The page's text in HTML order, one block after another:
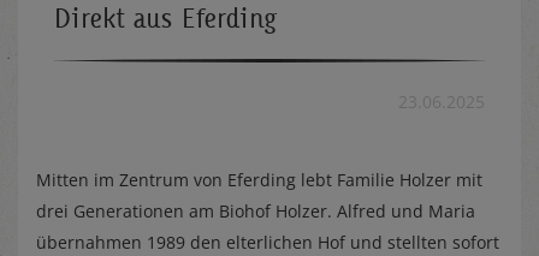
Direkt aus Eferding
23.06.2025
Mitten im Zentrum von Eferding lebt Familie Holzer mit
drei Generationen am Biohof Holzer. Alfred und Maria
übernahmen 1989 den elterlichen Hof und stellten sofort